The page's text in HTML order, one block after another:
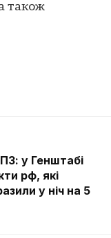
також
у Генштабі
рф, які
у ніч на 5